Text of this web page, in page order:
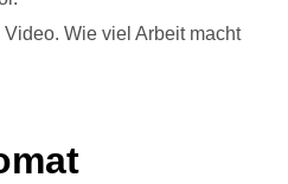
Wie viel Arbeit macht